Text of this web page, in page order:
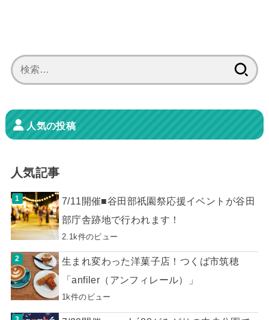
索:
人気の投稿
人気記事
7/11開催■谷田部祇園祭応援イベントが谷田
部庁舎跡地で行われます！
2.1k件のビュー
生まれ変わった洋菓子店！つくば市筑穂
「anfiler（アンフィレール）」
1k件のビュー